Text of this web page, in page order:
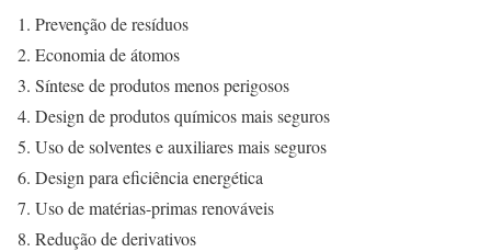
Prevenção de resíduos
Economia de átomos
Síntese de produtos menos perigosos
Design de produtos químicos mais seguros
Uso de solventes e auxiliares mais seguros
Design para eficiência energética
Uso de matérias-primas renováveis
Redução de derivativos